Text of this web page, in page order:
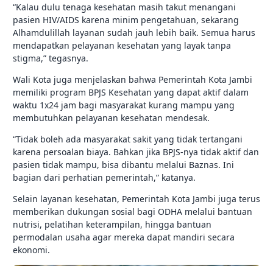
“Kalau dulu tenaga kesehatan masih takut menangani
pasien HIV/AIDS karena minim pengetahuan, sekarang
Alhamdulillah layanan sudah jauh lebih baik. Semua harus
mendapatkan pelayanan kesehatan yang layak tanpa
stigma,” tegasnya.
Wali Kota juga menjelaskan bahwa Pemerintah Kota Jambi
memiliki program BPJS Kesehatan yang dapat aktif dalam
waktu 1x24 jam bagi masyarakat kurang mampu yang
membutuhkan pelayanan kesehatan mendesak.
“Tidak boleh ada masyarakat sakit yang tidak tertangani
karena persoalan biaya. Bahkan jika BPJS-nya tidak aktif dan
pasien tidak mampu, bisa dibantu melalui Baznas. Ini
bagian dari perhatian pemerintah,” katanya.
Selain layanan kesehatan, Pemerintah Kota Jambi juga terus
memberikan dukungan sosial bagi ODHA melalui bantuan
nutrisi, pelatihan keterampilan, hingga bantuan
permodalan usaha agar mereka dapat mandiri secara
ekonomi.